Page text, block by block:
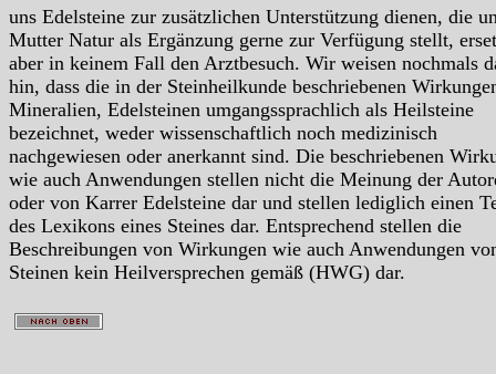
uns Edelsteine zur zusätzlichen Unterstützung dienen, die
Mutter Natur als Ergänzung gerne zur Verfügung stellt,
aber in keinem Fall den Arztbesuch. Wir weisen nochmals
hin, dass die in der Steinheilkunde beschriebenen
Mineralien, Edelsteinen umgangssprachlich als Heilsteine
bezeichnet, weder wissenschaftlich noch medizinisch
nachgewiesen oder anerkannt sind. Die beschriebenen
wie auch Anwendungen stellen nicht die Meinung der
oder von Karrer Edelsteine dar und stellen lediglich einen
des Lexikons eines Steines dar. Entsprechend stellen die
Beschreibungen von Wirkungen wie auch Anwendungen
Steinen kein Heilversprechen gemäß (HWG) dar.